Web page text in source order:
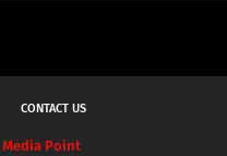
CONTACT US
Media Point